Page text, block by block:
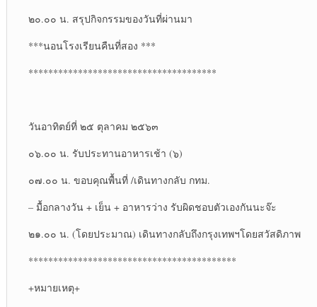
๒๐.๐๐ น. สรุปกิจกรรมของวันที่ผ่านมา
***นอนโรงเรียนคืนที่สอง ***
**************************************
วันอาทิตย์ที่ ๒๕ ตุลาคม ๒๕๖๓
๐๖.๐๐ น. รับประทานอาหารเช้า (๖)
๐๗.๐๐ น. ขอบคุณพื้นที่ /เดินทางกลับ กทม.
– มื้อกลางวัน + เย็น + อาหารว่าง รับผิดชอบตัวเองกันนะจ๊ะ
๒๑.๐๐ น. (โดยประมาณ) เดินทางกลับถึงกรุงเทพฯโดยสวัสดิภาพ
******************************************
+หมายเหตุ+